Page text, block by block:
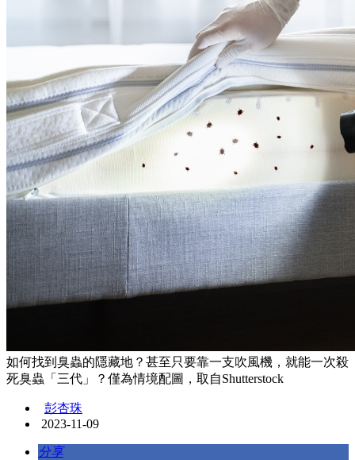
如何找到臭蟲的隱藏地？甚至只要靠一支吹風機，就能一次殺
死臭蟲「三代」？僅為情境配圖，取自Shutterstock
彭杏珠
2023-11-09
分享